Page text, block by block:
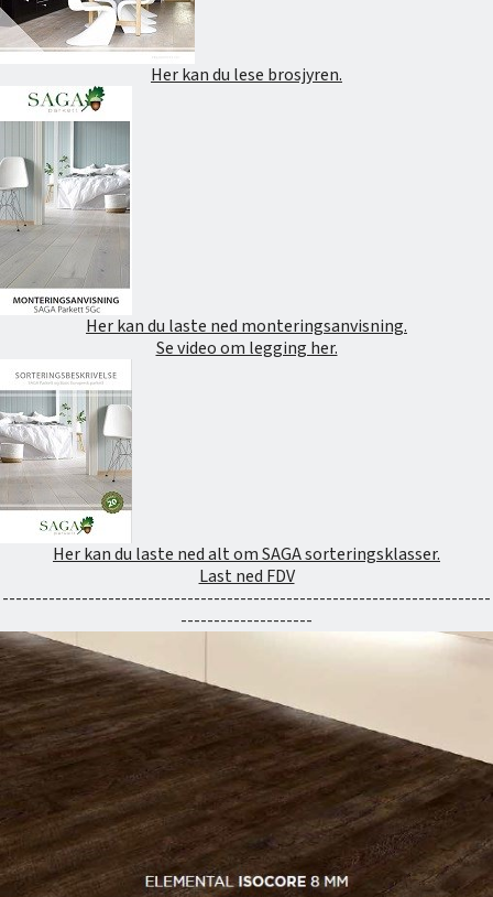
Her kan du lese brosjyren.
Her kan du laste ned monteringsanvisning.
Se video om legging her.
Her kan du laste ned alt om SAGA sorteringsklasser.
Last ned FDV
--------------------------------------------------------------------------
--------------------